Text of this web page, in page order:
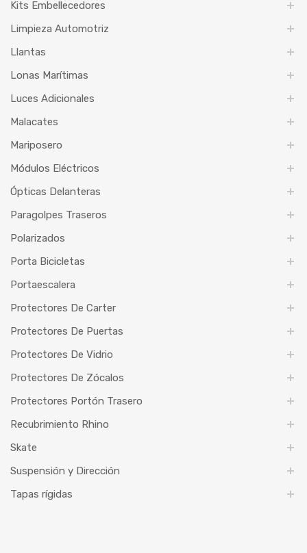
Kits Embellecedores
Limpieza Automotriz
Llantas
Lonas Marítimas
Luces Adicionales
Malacates
Mariposero
Módulos Eléctricos
Ópticas Delanteras
Paragolpes Traseros
Polarizados
Porta Bicicletas
Portaescalera
Protectores De Carter
Protectores De Puertas
Protectores De Vidrio
Protectores De Zócalos
Protectores Portón Trasero
Recubrimiento Rhino
Skate
Suspensión y Dirección
Tapas rígidas